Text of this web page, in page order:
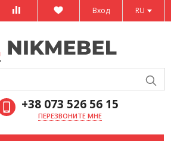
RU
Вход
+38 073 526 56 15
ПЕРЕЗВОНИТЕ МНЕ